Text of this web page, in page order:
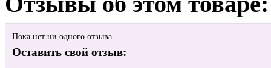
Пока нет ни одного отзыва
Оставить свой отзыв: